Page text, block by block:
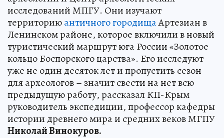
исследований МПГУ. Они изучают
территориюантичного городищаАртезиан в
Ленинском районе, которое включили в новый
туристический маршрут юга России «Золотое
кольцо Боспорского царства». Его исследуют
уже не один десяток лет и пропустить сезон
для археологов – значит свести на нет всю
предыдущую работу, рассказал КП-Крым
руководитель экспедиции, профессор кафедры
истории древнего мира и средних веков МГПУ
Николай Винокуров.